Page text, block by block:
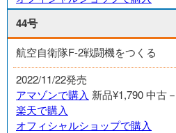
44号
航空自衛隊F-2戦闘機をつくる
2022/11/22発売
アマゾンで購入 新品¥1,790中古－
楽天で購入
オフィシャルショップで購入